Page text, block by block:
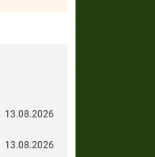
13.08.2026
13.08.2026